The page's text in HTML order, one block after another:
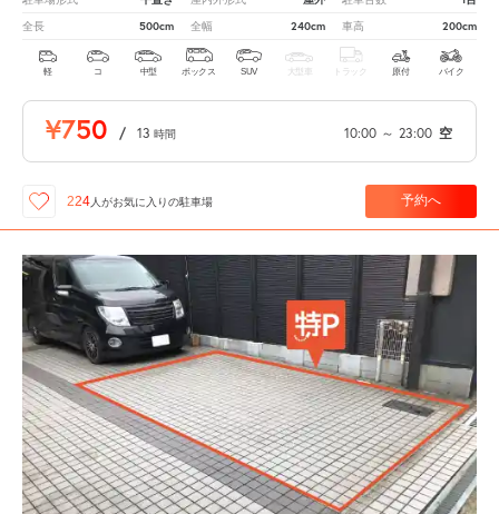
全長 500cm 全幅 240cm 車高 200cm
軽 コ 中型 ボックス SUV 大型車 トラック 原付 バイク
¥750 / 13 時間 10:00 ～ 23:00 空
224 人がお気に入りの駐車場 予約へ